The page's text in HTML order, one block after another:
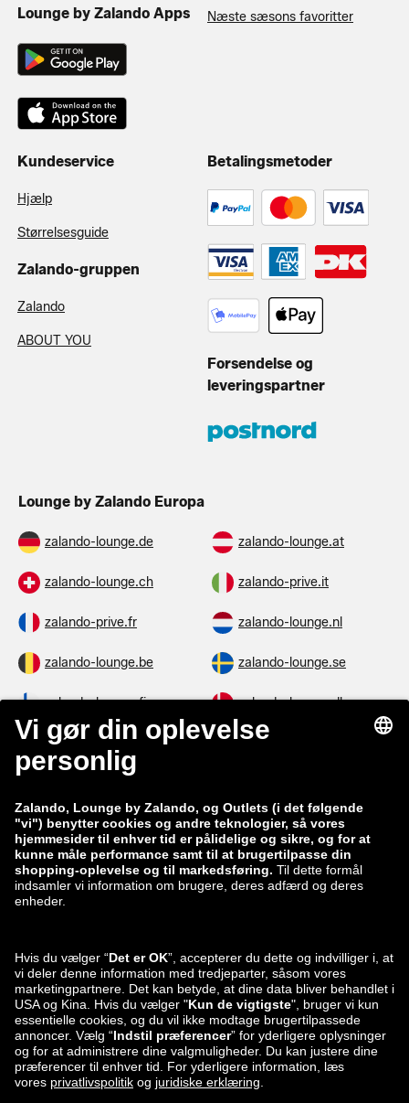
Lounge by Zalando Apps Næste sæsons favoritter
Kundeservice
Hjælp
Størrelsesguide
Zalando-gruppen
Zalando
ABOUT YOU
Betalingsmetoder
Forsendelse og
leveringspartner
Lounge by Zalando Europa
zalando-lounge.de zalando-lounge.at
zalando-lounge.ch zalando-prive.it
zalando-prive.fr zalando-lounge.nl
zalando-lounge.be zalando-lounge.se
zalando-lounge.fi zalando-lounge.dk
zalando-lounge.co.uk zalando-lounge.pl
zalando-lounge.lt zalando-lounge.sk
zalando-lounge.ro zalando-lounge.hr
zalando-lounge.si
zalando-lounge.lv zalando-lounge.no
Du kan også
finde os på